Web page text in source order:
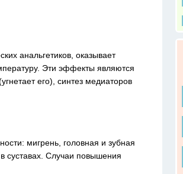
анальгетиков, оказывает
Эти эффекты являются
его), синтез медиаторов
мигрень, головная и зубная
суставах. Случаи повышения